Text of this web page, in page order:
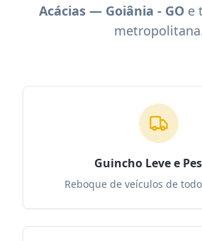
Acácias — Goiânia - GO e
Guincho Leve e
Reboque de veículos de